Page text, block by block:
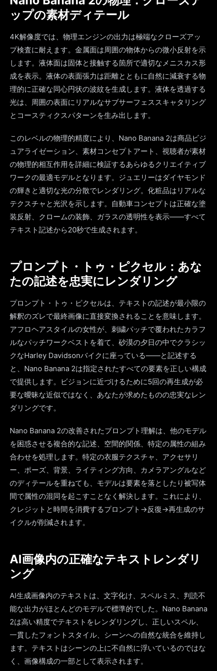
ップの素材ディテール
4K解像度では、物理エンジンの出力は極端なクローズアッ
プ検査に耐えます。金属面は周囲の物体からの微小反射を示
します。液体面は固体と接触する箇所で適切なメニスカス形
成を表示。液体の表面張力は距離とともに自然に減衰する物
理的に正確な同心円状の波紋を生成します。液体を透過する
光は、周囲の表面にリアルなサブサーフェススキャタリング
とコースティクスパターンを生み出します。
このレベルの物理的精度により、Nano Banana 2は商品ビジ
ュアライゼーション、素材コンセプトアート、視聴者が素材
の物理的相互作用を詳細に検証するあらゆるクリエイティブ
ワークの最適モデルとなります。ジュエリーはダイヤモンド
の輝きと適切な光の分散でレンダリング。化粧品はリアルな
テクスチャと光沢を示します。自動車コンセプトは正確な塗
装反射、クロームの装飾、ガラスの透明性を表示——すべて
テキスト記述から20秒で生成されます。
プロンプト・トゥ・ピクセル：あな
たの記述を忠実にレンダリング
プロンプト・トゥ・ピクセルは、テキストの記述が最小限の
解釈のズレで最終画像に直接変換されることを意味します。
アフロヘアスタイルの女性が、刺繍パッチで覆われたカラフ
ルなパッチワークベストを着て、砂漠の夕日の中でクラシッ
クなHarley Davidsonバイクに座っている——と記述する
と、Nano Banana 2は指定されたすべての要素を正しい構成
で提供します。ビジョンに近づけるために5回の再生成が必
要な曖昧な近似ではなく、あなたが求めたものの忠実なレン
ダリングです。
Nano Banana 2の改善されたプロンプト理解は、他のモデル
を困惑させる複合的な記述、空間的関係、特定の属性の組み
合わせを処理します。特定の衣服テクスチャ、アクセサリ
ー、ポーズ、背景、ライティング方向、カメラアングルなど
のディテールを重ねても、モデルは要素を落としたり被写体
間で属性の混同を起こすことなく解決します。これにより、
クレジットと時間を消費するプロンプト→反復→再生成のサ
イクルが削減されます。
AI画像内の正確なテキストレンダリ
ング
AI生成画像内のテキストは、文字化け、スペルミス、判読不
能な出力がほとんどのモデルで標準的でした。Nano Banana
2は高い精度でテキストをレンダリングし、正しいスペル、
一貫したフォントスタイル、シーンへの自然な統合を維持し
ます。テキストはシーンの上に不自然に浮いているのではな
く、画像構成の一部として表示されます。